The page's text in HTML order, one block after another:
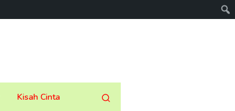
Kisah Cinta